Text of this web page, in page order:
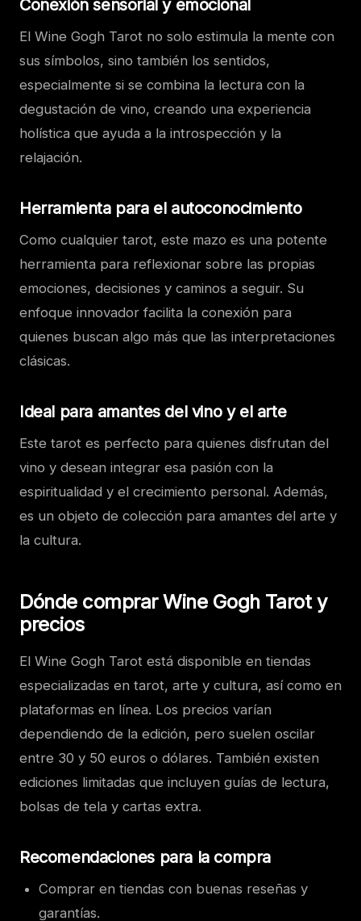
Conexión sensorial y emocional
El Wine Gogh Tarot no solo estimula la mente con
sus símbolos, sino también los sentidos,
especialmente si se combina la lectura con la
degustación de vino, creando una experiencia
holística que ayuda a la introspección y la
relajación.
Herramienta para el autoconocimiento
Como cualquier tarot, este mazo es una potente
herramienta para reflexionar sobre las propias
emociones, decisiones y caminos a seguir. Su
enfoque innovador facilita la conexión para
quienes buscan algo más que las interpretaciones
clásicas.
Ideal para amantes del vino y el arte
Este tarot es perfecto para quienes disfrutan del
vino y desean integrar esa pasión con la
espiritualidad y el crecimiento personal. Además,
es un objeto de colección para amantes del arte y
la cultura.
Dónde comprar Wine Gogh Tarot y
precios
El Wine Gogh Tarot está disponible en tiendas
especializadas en tarot, arte y cultura, así como en
plataformas en línea. Los precios varían
dependiendo de la edición, pero suelen oscilar
entre 30 y 50 euros o dólares. También existen
ediciones limitadas que incluyen guías de lectura,
bolsas de tela y cartas extra.
Recomendaciones para la compra
Comprar en tiendas con buenas reseñas y
garantías.